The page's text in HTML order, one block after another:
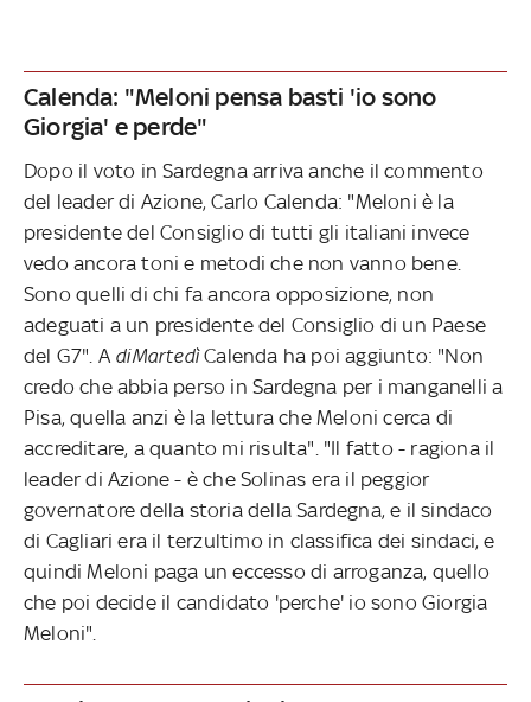
Calenda: "Meloni pensa basti 'io sono
Giorgia' e perde"
Dopo il voto in Sardegna arriva anche il commento
del leader di Azione, Carlo Calenda: "Meloni è la
presidente del Consiglio di tutti gli italiani invece
vedo ancora toni e metodi che non vanno bene.
Sono quelli di chi fa ancora opposizione, non
adeguati a un presidente del Consiglio di un Paese
del G7". A diMartedìCalenda ha poi aggiunto: "Non
credo che abbia perso in Sardegna per i manganelli a
Pisa, quella anzi è la lettura che Meloni cerca di
accreditare, a quanto mi risulta". "Il fatto - ragiona il
leader di Azione - è che Solinas era il peggior
governatore della storia della Sardegna, e il sindaco
di Cagliari era il terzultimo in classifica dei sindaci, e
quindi Meloni paga un eccesso di arroganza, quello
che poi decide il candidato 'perche' io sono Giorgia
Meloni".